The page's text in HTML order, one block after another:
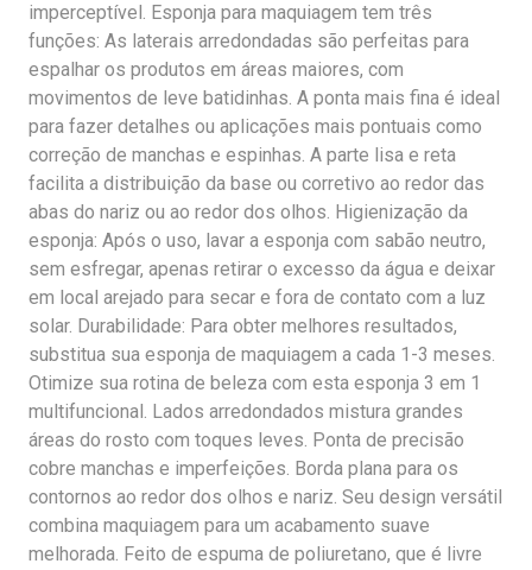
imperceptível. Esponja para maquiagem tem três
funções: As laterais arredondadas são perfeitas para
espalhar os produtos em áreas maiores, com
movimentos de leve batidinhas. A ponta mais fina é ideal
para fazer detalhes ou aplicações mais pontuais como
correção de manchas e espinhas. A parte lisa e reta
facilita a distribuição da base ou corretivo ao redor das
abas do nariz ou ao redor dos olhos. Higienização da
esponja: Após o uso, lavar a esponja com sabão neutro,
sem esfregar, apenas retirar o excesso da água e deixar
em local arejado para secar e fora de contato com a luz
solar. Durabilidade: Para obter melhores resultados,
substitua sua esponja de maquiagem a cada 1-3 meses.
Otimize sua rotina de beleza com esta esponja 3 em 1
multifuncional. Lados arredondados mistura grandes
áreas do rosto com toques leves. Ponta de precisão
cobre manchas e imperfeições. Borda plana para os
contornos ao redor dos olhos e nariz. Seu design versátil
combina maquiagem para um acabamento suave
melhorada. Feito de espuma de poliuretano, que é livre